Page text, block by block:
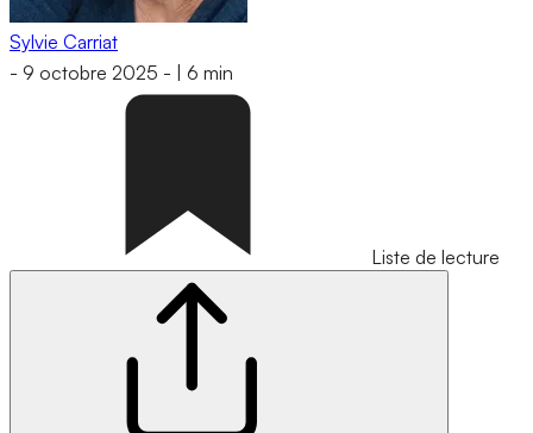
Sylvie Carriat
- 9 octobre 2025 - 6 min
Liste de lecture